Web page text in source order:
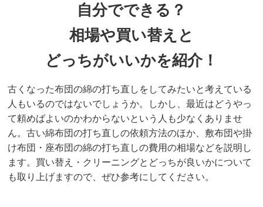
自分でできる？
相場や買い替えと
どっちがいいかを紹介！
古くなった布団の綿の打ち直しをしてみたいと考えている
人もいるのではないでしょうか。しかし、最近はどうやっ
て頼めばよいのかわからないという人も少なくありませ
ん。古い綿布団の打ち直しの依頼方法のほか、敷布団や掛
け布団・座布団の綿の打ち直しの費用の相場などを説明し
ます。買い替え・クリーニングとどっちが良いかについて
も取り上げますので、ぜひ参考にしてください。